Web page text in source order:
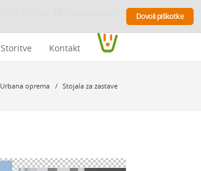
Dovoli piškotke
Storitve Kontakt
Urbana oprema / Stojala za zastave